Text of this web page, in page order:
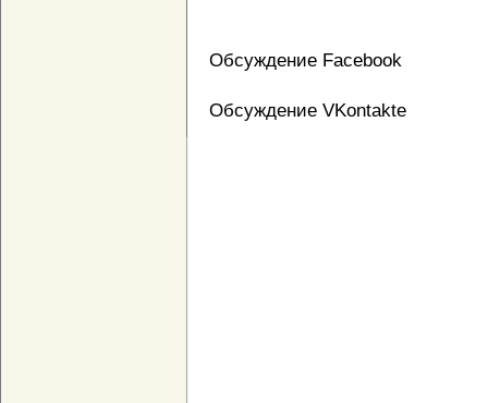
Обсуждение Facebook
Обсуждение VKontakte